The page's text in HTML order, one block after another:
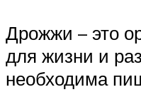
Дрожжи – это
для жизни и
необходима